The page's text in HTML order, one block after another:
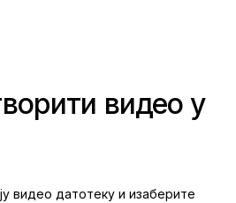
видео у
видео датотеку и изаберите